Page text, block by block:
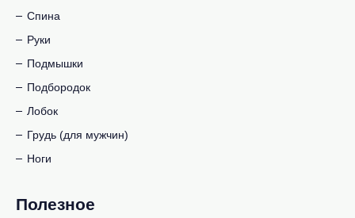
Спина
Руки
Подмышки
Подбородок
Лобок
Грудь (для мужчин)
Ноги
Полезное